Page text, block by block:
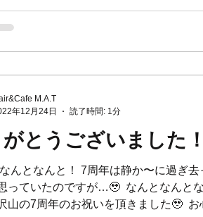
とうございました！
んとなんと！ 7周年は静か〜に過ぎ去
っていたのですが…🥹 ⁡ なんとなんと
山の7周年のお祝いを頂きました🥹 ⁡ お
M.A.T
年12月24日
読了時間: 1分